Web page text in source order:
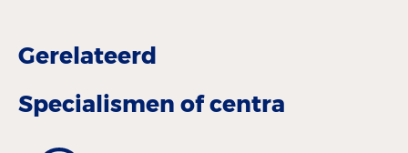
Gerelateerd
Specialismen of centra